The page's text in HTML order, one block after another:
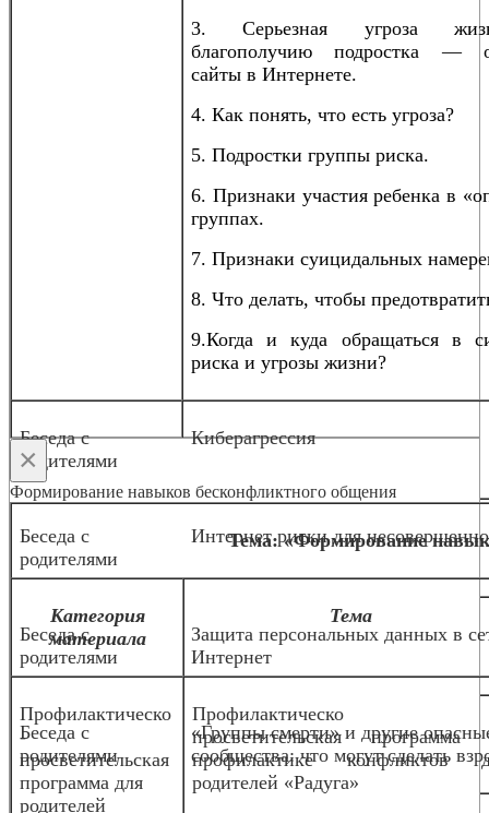
3. Серьезная угроза
благополучию подростка —
сайты в Интернете.
4. Как понять, что есть угроза?
5. Подростки группы риска.
6. Признаки участия ребенка в
группах.
7. Признаки суицидальных
8. Что делать, чтобы
9.Когда и куда обращаться в
риска и угрозы жизни?
Беседа с
родителями
Киберагрессия
Беседа с
родителями
Интернет риски для
Беседа с
родителями
Защита персональных данных в
Интернет
Беседа с
родителями
«Группы смерти» и другие
сообщества: что могут сделать
×
Формирование навыков бесконфликтного общения
Тема: «Формирование
Категория
материала
Тема
Профилактическо
-
просветительская
программа для
родителей
просветительская программа
профилактике конфликтов
родителей «Радуга»